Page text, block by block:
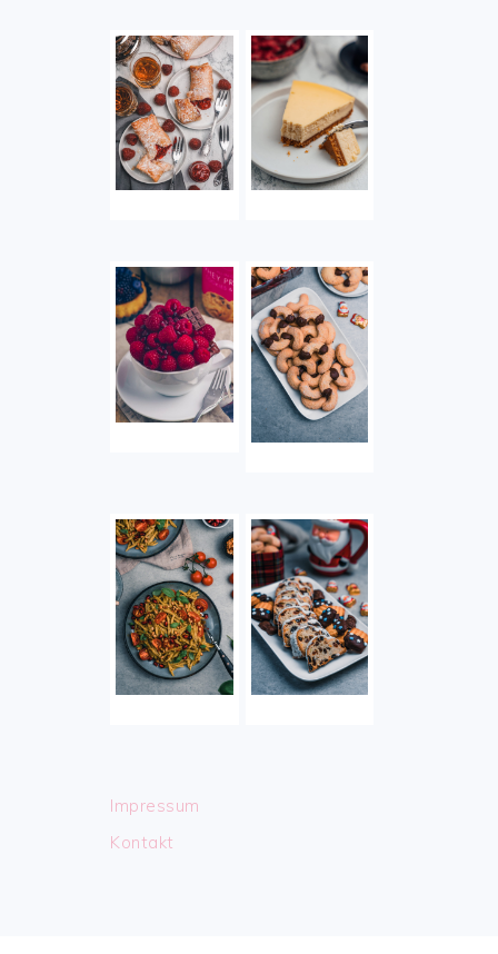
Impressum
Kontakt